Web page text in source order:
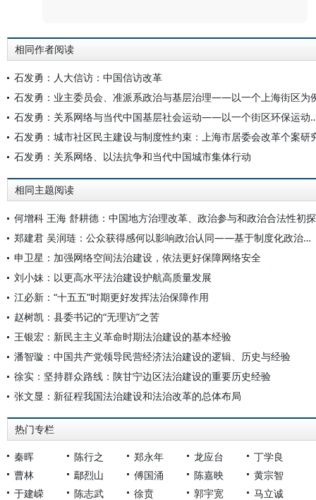
相同作者阅读
石发勇：人大信访：中国信访改革
石发勇：业主委员会、准派系政治与基层治理——以一个上海街区为
石发勇：关系网络与当代中国
石发勇：城市社区民主建设与制度性约束：上海市居委会改革个案研
石发勇：关系网络、以法抗争和当代中国城市集体行动
相同主题阅读
何增科 王海 舒耕德：中国地方治理改革、政治参与和政治合法性初探
郑建君 吴润琏：公众获得感何以影响政治认同——基于制度化政治参与和政治价值观的分析
申卫星：加强网络空间法治建设，依法更好保障网络安全
刘小妹：以更高水平法治建设护航高质量发展
江必新：“十五五”时期更好发挥法治保障作用
赵树凯：县委书记的“无理访”之苦
王银宏：新民主主义革命时期法治建设的基本经验
潘智璇：中国共产党领导民营经济法治建设的逻辑、历史与经验
徐实：坚持群众路线：陕甘宁边区法治建设的重要历史经验
张文显：新征程我国法治建设和法治改革的总体布局
热门专栏
秦晖 陈行之 郑永年 龙应台
丁学良
曹林
鄢烈山 傅国涌 陈嘉映
黄宗智
于建嵘
陈志武 徐贲 郭宇宽 马立诚